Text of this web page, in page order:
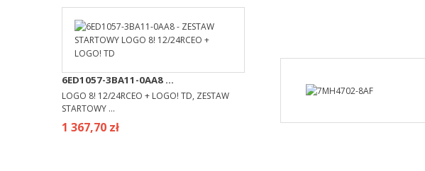
6ED1057-3BA11-0AA8 ...
LOGO 8! 12/24RCEO + LOGO! TD, ZESTAW
STARTOWY ...
1 367,70 zł